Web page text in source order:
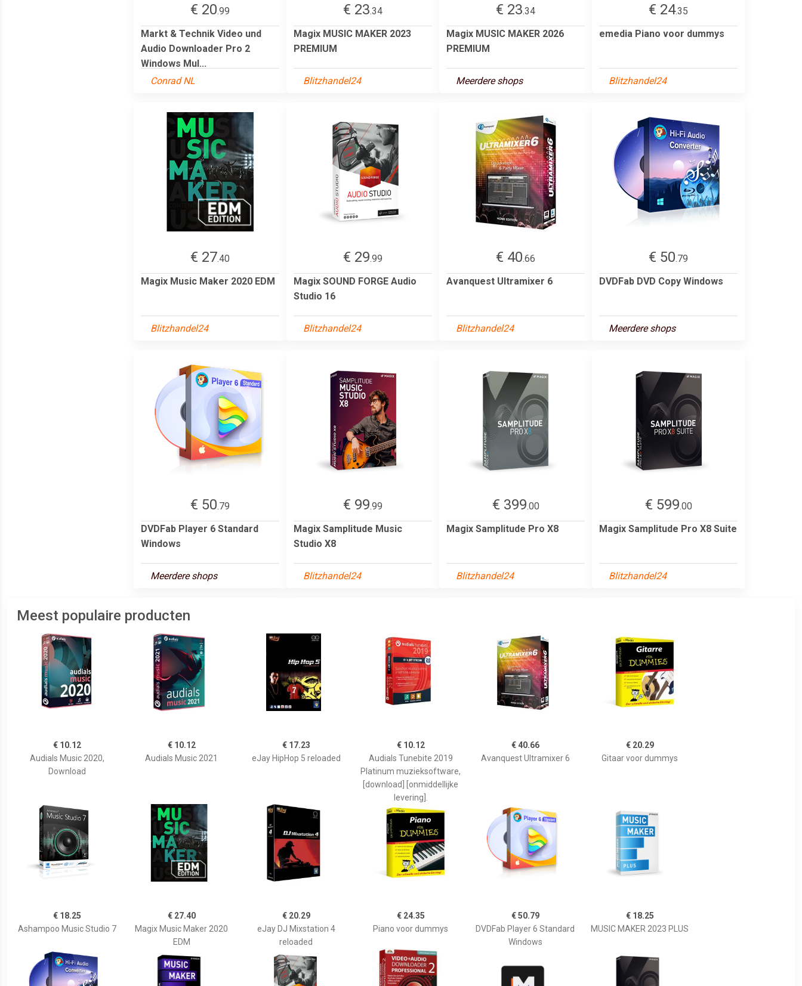
€ 20.99
Markt & Technik Video und
Audio Downloader Pro 2
Windows Mul...
Conrad NL
€ 23.34
Magix MUSIC MAKER 2023
PREMIUM
Blitzhandel24
€ 23.34
Magix MUSIC MAKER 2026
PREMIUM
Meerdere shops
€ 24.35
emedia Piano voor dummys
Blitzhandel24
€ 27.40
Magix Music Maker 2020 EDM
Blitzhandel24
€ 29.99
Magix SOUND FORGE Audio
Studio 16
Blitzhandel24
€ 40.66
Avanquest Ultramixer 6
Blitzhandel24
€ 50.79
DVDFab DVD Copy Windows
Meerdere shops
€ 50.79
DVDFab Player 6 Standard
Windows
Meerdere shops
€ 99.99
Magix Samplitude Music
Studio X8
Blitzhandel24
€ 399.00
Magix Samplitude Pro X8
Blitzhandel24
€ 599.00
Magix Samplitude Pro X8 Suite
Blitzhandel24
Meest populaire producten
€ 10.12
Audials Music 2020,
Download
€ 10.12
Audials Music 2021
€ 17.23
eJay HipHop 5 reloaded
€ 10.12
Audials Tunebite 2019
Platinum muzieksoftware,
[download] [onmiddellijke
levering].
€ 40.66
Avanquest Ultramixer 6
€ 20.29
Gitaar voor dummys
€ 18.25
Ashampoo Music Studio 7
€ 27.40
Magix Music Maker 2020
EDM
€ 20.29
eJay DJ Mixstation 4
reloaded
€ 24.35
Piano voor dummys
€ 50.79
DVDFab Player 6 Standard
Windows
€ 18.25
MUSIC MAKER 2023 PLUS